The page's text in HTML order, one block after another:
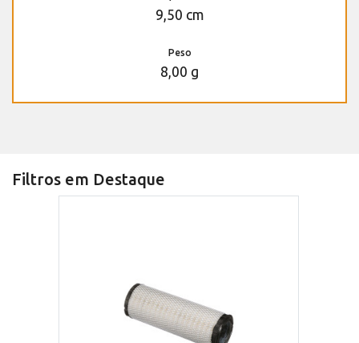
9,50 cm
Peso
8,00 g
Filtros em Destaque